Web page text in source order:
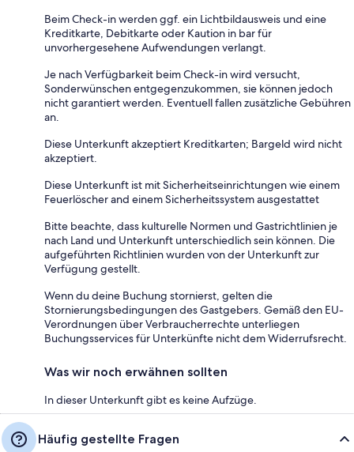
Beim Check-in werden ggf. ein Lichtbildausweis und eine
Kreditkarte, Debitkarte oder Kaution in bar für
unvorhergesehene Aufwendungen verlangt.
Je nach Verfügbarkeit beim Check-in wird versucht,
Sonderwünschen entgegenzukommen, sie können jedoch
nicht garantiert werden. Eventuell fallen zusätzliche Gebühren
an.
Diese Unterkunft akzeptiert Kreditkarten; Bargeld wird nicht
akzeptiert.
Diese Unterkunft ist mit Sicherheitseinrichtungen wie einem
Feuerlöscher and einem Sicherheitssystem ausgestattet
Bitte beachte, dass kulturelle Normen und Gastrichtlinien je
nach Land und Unterkunft unterschiedlich sein können. Die
aufgeführten Richtlinien wurden von der Unterkunft zur
Verfügung gestellt.
Wenn du deine Buchung stornierst, gelten die
Stornierungsbedingungen des Gastgebers. Gemäß den EU-
Verordnungen über Verbraucherrechte unterliegen
Buchungsservices für Unterkünfte nicht dem Widerrufsrecht.
Was wir noch erwähnen sollten
In dieser Unterkunft gibt es keine Aufzüge.
Häufig gestellte Fragen